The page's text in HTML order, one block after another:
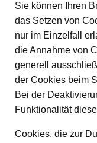
Sie können Ihren
das Setzen von
nur im Einzelfall
die Annahme von
generell
der Cookies beim
Bei der
Funktionalität
Cookies, die zur